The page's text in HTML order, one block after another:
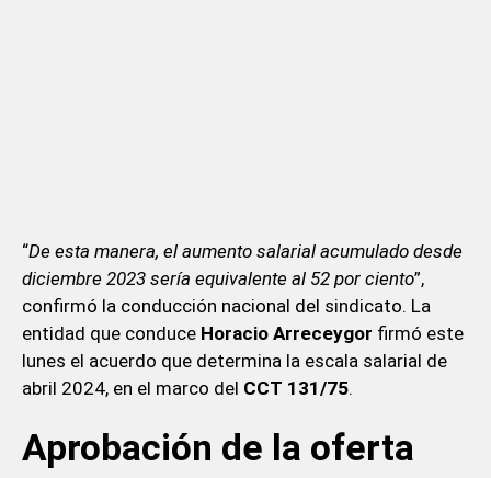
“De esta manera, el aumento salarial acumulado desde
diciembre 2023 sería equivalente al 52 por ciento”,
confirmó la conducción nacional del sindicato. La
entidad que conduce Horacio Arreceygor firmó este
lunes el acuerdo que determina la escala salarial de
abril 2024, en el marco del CCT 131/75.
Aprobación de la oferta